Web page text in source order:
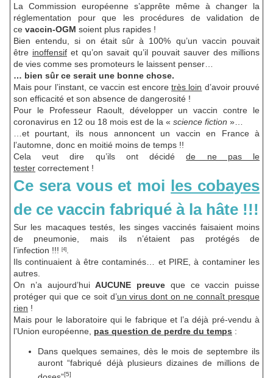
La Commission européenne s’apprête même à changer la
réglementation pour que les procédures de validation de
ce vaccin-OGM soient plus rapides !
Bien entendu, si on était sûr à 100% qu’un vaccin pouvait
être inoffensif et qu’on savait qu’il pouvait sauver des millions
de vies comme ses promoteurs le laissent penser…
… bien sûr ce serait une bonne chose.
Mais pour l’instant, ce vaccin est encoretrès loin d’avoir prouvé
son efficacité et son absence de dangerosité !
Pour le Professeur Raoult, développer un vaccin contre le
coronavirus en 12 ou 18 mois est de la « science fiction »…
…et pourtant, ils nous annoncent un vaccin en France à
l’automne, donc en moitié moins de temps !!
Cela veut dire qu’ils ont décidéde ne pas le
tester correctement !
Ce sera vous et moi les cobayes
de ce vaccin fabriqué à la hâte !!!
Sur les macaques testés, les singes vaccinés faisaient moins
de pneumonie, mais ils n’étaient pas protégés de
l’infection !!! [4]
Ils continuaient à être contaminés… et PIRE, à contaminer les
autres.
On n’a aujourd’huiAUCUNE preuve que ce vaccin puisse
protéger qui que ce soit d’un virus dont on ne connaît presque
rien !
Mais pour le laboratoire qui le fabrique et l’a déjà pré-vendu à
l’Union européenne, pas question de perdre du temps :
Dans quelques semaines, dès le mois de septembre ils
auront “fabriqué déjà plusieurs dizaines de millions de
[5]